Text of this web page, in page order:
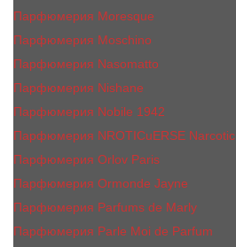
Парфюмерия Moresque
Парфюмерия Moschino
Парфюмерия Nasomatto
Парфюмерия Nishane
Парфюмерия Nobile 1942
Парфюмерия NROTICuERSE Narcotic
Парфюмерия Orlov Paris
Парфюмерия Ormonde Jayne
Парфюмерия Parfums de Marly
Парфюмерия Parle Moi de Parfum